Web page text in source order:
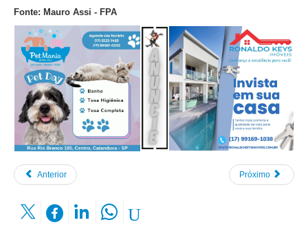
Fonte: Mauro Assi - FPA
Anterior Próximo